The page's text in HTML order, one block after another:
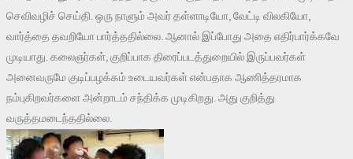
செவிவழிச் செய்தி. ஒரு நாளும் அவர் தள்ளாடியோ, வேட்டி விலகியோ,
வார்த்தை தவறியோ பார்த்ததில்லை. ஆனால் இப்போது அதை எதிர்பார்க்கவே
முடியாது. கலைஞர்கள், குறிப்பாக திரைப்படத்துறையில் இருப்பவர்கள்
அனைவருமே குடிப்பழக்கம் உடையவர்கள் என்பதாக ஆணித்தரமாக
நம்புகிறவர்களை அன்றாடம் சந்திக்க முடிகிறது. அது குறித்து
வருத்தமடைந்ததில்லை.